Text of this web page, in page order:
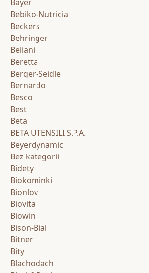
Bayer
Bebiko-Nutricia
Beckers
Behringer
Beliani
Beretta
Berger-Seidle
Bernardo
Besco
Best
Beta
BETA UTENSILI S.P.A.
Beyerdynamic
Bez kategorii
Bidety
Biokominki
Bionlov
Biovita
Biowin
Bison-Bial
Bitner
Bity
Blachodach